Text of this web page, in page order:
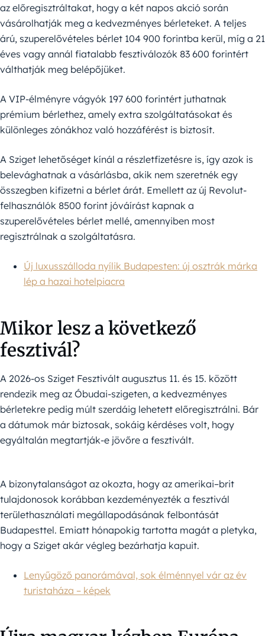
az előregisztráltakat, hogy a két napos akció során
vásárolhatják meg a kedvezményes bérleteket. A teljes
árú, szuperelővételes bérlet 104 900 forintba kerül, míg a 21
éves vagy annál fiatalabb fesztiválozók 83 600 forintért
válthatják meg belépőjüket.
A VIP-élményre vágyók 197 600 forintért juthatnak
prémium bérlethez, amely extra szolgáltatásokat és
különleges zónákhoz való hozzáférést is biztosít.
A Sziget lehetőséget kínál a részletfizetésre is, így azok is
belevághatnak a vásárlásba, akik nem szeretnék egy
összegben kifizetni a bérlet árát. Emellett az új Revolut-
felhasználók 8500 forint jóváírást kapnak a
szuperelővételes bérlet mellé, amennyiben most
regisztrálnak a szolgáltatásra.
Új luxusszálloda nyílik Budapesten: új osztrák márka
lép a hazai hotelpiacra
Mikor lesz a következő
fesztivál?
A 2026-os Sziget Fesztivált augusztus 11. és 15. között
rendezik meg az Óbudai-szigeten, a kedvezményes
bérletekre pedig múlt szerdáig lehetett előregisztrálni. Bár
a dátumok már biztosak, sokáig kérdéses volt, hogy
egyáltalán megtartják-e jövőre a fesztivált.
A bizonytalanságot az okozta, hogy az amerikai–brit
tulajdonosok korábban kezdeményezték a fesztivál
területhasználati megállapodásának felbontását
Budapesttel. Emiatt hónapokig tartotta magát a pletyka,
hogy a Sziget akár végleg bezárhatja kapuit.
Lenyűgöző panorámával, sok élménnyel vár az év
turistaháza – képek